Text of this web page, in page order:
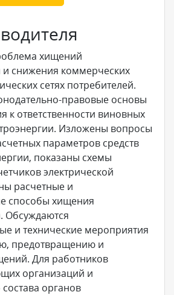
хищений
и снижения коммерческих
сетях потребителей.
правовые основы
к ответственности виновных
Изложены вопросы
параметров средств
показаны схемы
электрической
расчетные и
способы хищения
Обсуждаются
и технические мероприятия
предотвращению и
Для работников
организаций и
органов